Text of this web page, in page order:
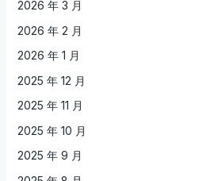
2026 年 3 月
2026 年 2 月
2026 年 1 月
2025 年 12 月
2025 年 11 月
2025 年 10 月
2025 年 9 月